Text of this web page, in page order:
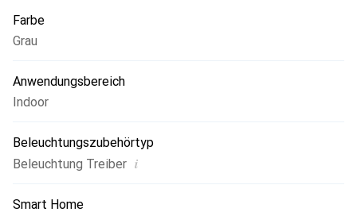
Farbe
Grau
Anwendungsbereich
Indoor
Beleuchtungszubehörtyp
Beleuchtung Treiber i
Smart Home